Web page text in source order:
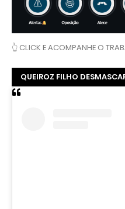
👆 CLICK E ACOMPANHE O
QUEIROZ FILHO